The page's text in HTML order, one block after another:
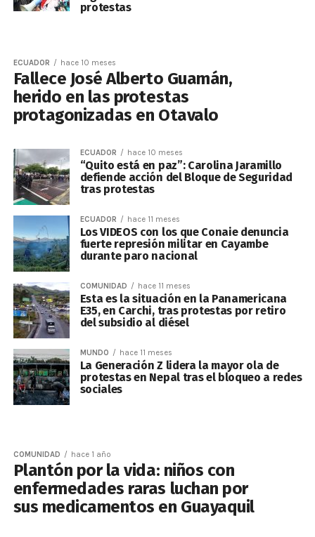
protestas
ECUADOR hace 10 meses
Fallece José Alberto Guamán,
herido en las protestas
protagonizadas en Otavalo
ECUADOR hace 10 meses
“Quito está en paz”: Carolina Jaramillo
defiende acción del Bloque de Seguridad
tras protestas
ECUADOR hace 11 meses
Los VIDEOS con los que Conaie denuncia
fuerte represión militar en Cayambe
durante paro nacional
COMUNIDAD hace 11 meses
Esta es la situación en la Panamericana
E35, en Carchi, tras protestas por retiro
del subsidio al diésel
MUNDO hace 11 meses
La Generación Z lidera la mayor ola de
protestas en Nepal tras el bloqueo a redes
sociales
COMUNIDAD hace 1 año
Plantón por la vida: niños con
enfermedades raras luchan por
sus medicamentos en Guayaquil